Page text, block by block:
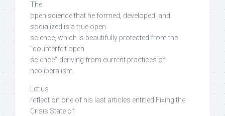
The
open science that he formed, developed, and
socialized is a true open
science, which is beautifully protected from the
“counterfeit open
science”-deriving from current practices of
neoliberalism.
Let us
reflect on one of his last articles entitled Fixing the
Crisis State of